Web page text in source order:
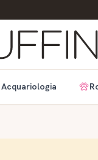
Acquariologia